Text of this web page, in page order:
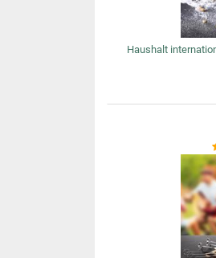
Haushalt